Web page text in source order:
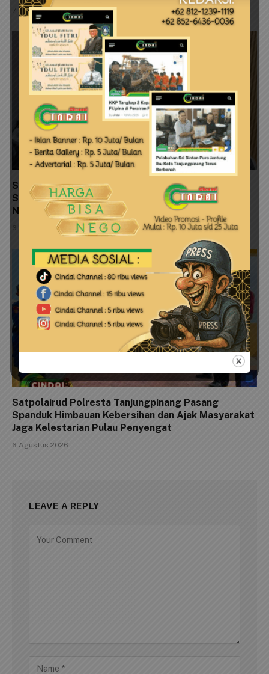
7 Agustus 2026
Satresnarkoba Polresta Tanjungpinang Perkuat
Sinergi dengan Jasa Ekspedisi Cegah Peredaran
Narkoba
6 Agustus 2026
Satpolairud Polresta Tanjungpinang Pasang
Spanduk Himbauan Kebersihan dan Ajak Masyarakat
Jaga Kelestarian Pulau Penyengat
6 Agustus 2026
LEAVE A REPLY